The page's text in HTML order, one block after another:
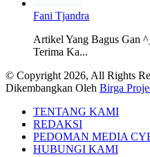
Fani Tjandra
Artikel Yang Bagus Gan
Terima Ka...
© Copyright 2026, All Rights
Dikembangkan Oleh Birga
TENTANG KAMI
REDAKSI
PEDOMAN MEDIA
HUBUNGI KAMI